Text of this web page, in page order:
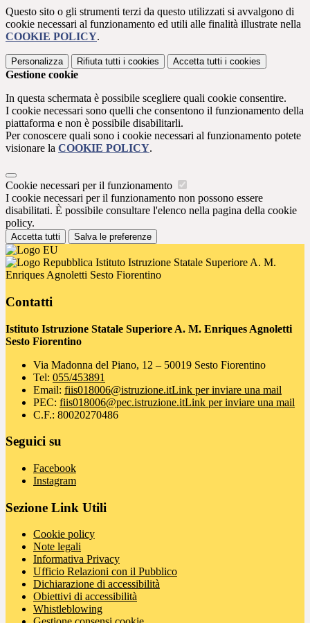
Questo sito o gli strumenti terzi da questo utilizzati si avvalgono di
cookie necessari al funzionamento ed utili alle finalità illustrate nella
COOKIE POLICY.
Personalizza Rifiuta tutti i cookies Accetta tutti i cookies
Gestione cookie
In questa schermata è possibile scegliere quali cookie consentire.
I cookie necessari sono quelli che consentono il funzionamento della
piattaforma e non è possibile disabilitarli.
Per conoscere quali sono i cookie necessari al funzionamento potete
visionare la COOKIE POLICY.
Cookie necessari per il funzionamento
I cookie necessari per il funzionamento non possono essere
disabilitati. È possibile consultare l'elenco nella pagina della cookie
policy.
Accetta tutti Salva le preferenze
Istituto Istruzione Statale Superiore A. M.
Enriques Agnoletti Sesto Fiorentino
Contatti
Istituto Istruzione Statale Superiore A. M. Enriques Agnoletti
Sesto Fiorentino
Via Madonna del Piano, 12 – 50019 Sesto Fiorentino
Tel: 055/453891
Email: fiis018006@istruzione.itLink per inviare una mail
PEC: fiis018006@pec.istruzione.itLink per inviare una mail
C.F.: 80020270486
Seguici su
Facebook
Instagram
Sezione Link Utili
Cookie policy
Note legali
Informativa Privacy
Ufficio Relazioni con il Pubblico
Dichiarazione di accessibilità
Obiettivi di accessibilità
Whistleblowing